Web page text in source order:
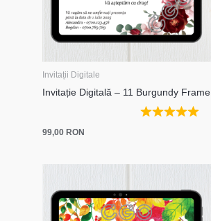
Invitații Digitale
Invitație Digitală – 11 Burgundy Frame
99,00 RON